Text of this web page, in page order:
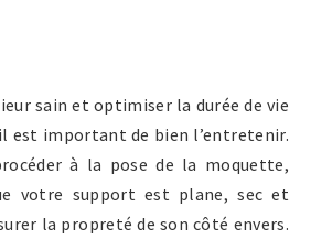
sain et optimiser la durée de vie
est important de bien l’entretenir.
à la pose de la moquette,
votre support est plane, sec et
la propreté de son côté envers.